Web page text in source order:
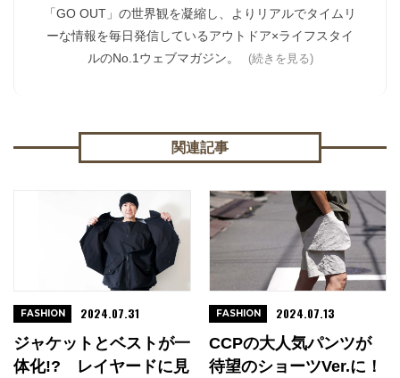
「GO OUT」の世界観を凝縮し、よりリアルでタイムリ
ーな情報を毎日発信しているアウトドア×ライフスタイ
ルのNo.1ウェブマガジン。
(続きを見る)
関連記事
ジャケットとベストが一
体化!? レイヤードに見
FASHION 2024.07.31
CCPの大人気パンツが
待望のショーツver.に！
FASHION 2024.07.13